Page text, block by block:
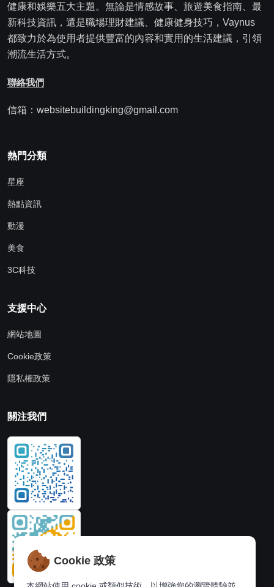
健康和娛樂五大主題。無論是情感故事、旅遊美食指南、最
新科技資訊，還是職場理財建議、健康健身技巧，Vaynus
都致力於為使用者提供豐富的內容和實用的生活建議，引領
潮流生活方式。
聯絡我們
信箱：websitebuildingking@gmail.com
熱門分類
星座
熱點資訊
動漫
美食
3C科技
支援中心
網站地圖
Cookie政策
隱私權政策
關注我們
Cookie 政策